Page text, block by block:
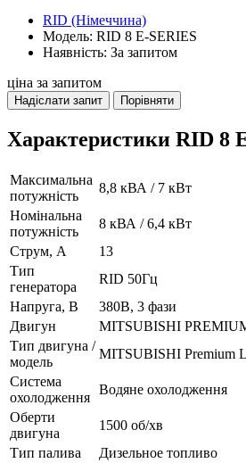
RID (Німеччина)
Модель: RID 8 E-SERIES
Наявність: За запитом
ціна за запитом
Надіслати запит Порівняти
Характеристики RID 8
Максимальна
потужність
8,8 кВА / 7 кВт
Номінальна
потужність
8 кВА / 6,4 кВт
Струм, А
13
Тип
генератора
RID 50Гц
Напруга, В
380В, 3 фази
Двигун
MITSUBISHI
Тип двигуна /
модель
MITSUBISHI Premium
Система
охолодження
Водяне охолодження
Оберти
двигуна
1500 об/хв
Тип палива
Дизельное топливо